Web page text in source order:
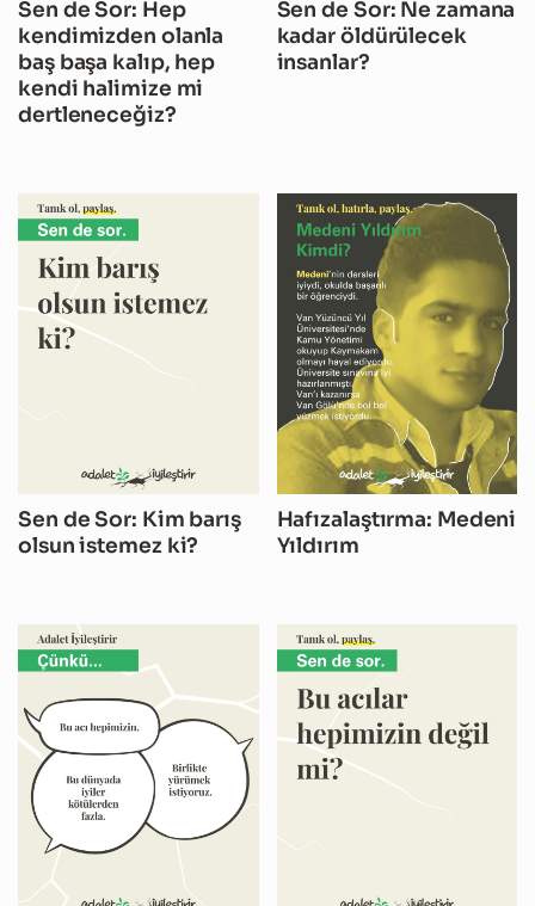
Sen de Sor: Hep
kendimizden olanla
baş başa kalıp, hep
kendi halimize mi
dertleneceğiz?
Sen de Sor: Ne zamana
kadar öldürülecek
insanlar?
Sen de Sor: Kim barış
olsun istemez ki?
Hafızalaştırma: Medeni
Yıldırım